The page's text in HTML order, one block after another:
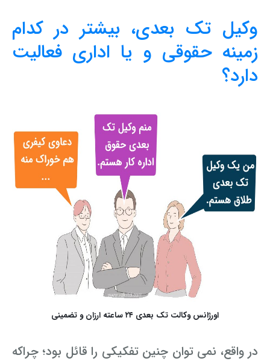
وکیل تک بعدی، بیشتر در کدام
زمینه حقوقی و یا اداری فعالیت
دارد؟
اورژانس وکالت تک بعدی ۲۴ ساعته ارزان و تضمینی
در واقع، نمی ­توان چنین تفکیکی را قائل بود؛ چراکه